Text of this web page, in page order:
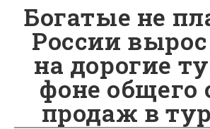
Богатые не
России
на дорогие
фоне общего
продаж в